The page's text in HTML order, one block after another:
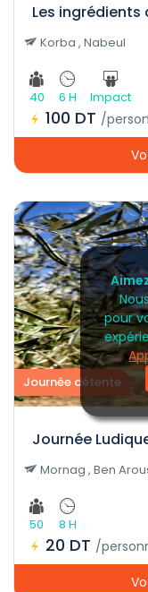
pour
Les ingrédients
Korba , Nabeul
40 6 H Impact
100 DT /
Journée détente
Journée
Mornag , Ben
50 8 H
20 DT /